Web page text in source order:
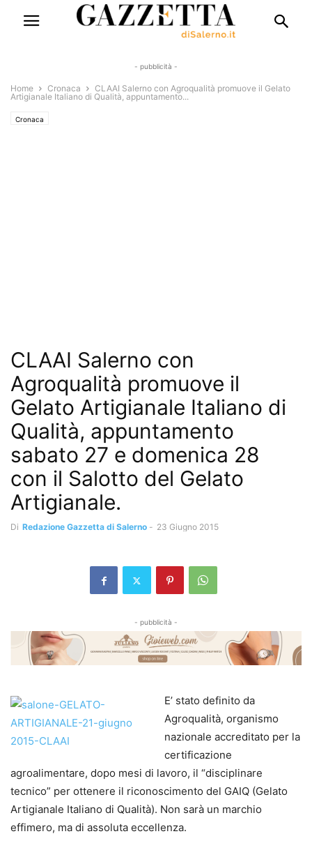
- pubblicità -
Home Cronaca
CLAAI Salerno con Agroqualità promuove il Gelato
Artigianale Italiano di Qualità, appuntamento...
Cronaca
CLAAI Salerno con
Agroqualità promuove il
Gelato Artigianale Italiano di
Qualità, appuntamento
sabato 27 e domenica 28
con il Salotto del Gelato
Artigianale.
Di Redazione Gazzetta di Salerno - 23 Giugno 2015
- pubblicità -
E’ stato definito da
Agroqualità, organismo
nazionale accreditato per la
certificazione
agroalimentare, dopo mesi di lavoro, il “disciplinare
tecnico” per ottenere il riconoscimento del GAIQ (Gelato
Artigianale Italiano di Qualità). Non sarà un marchio
effimero, ma di assoluta eccellenza.